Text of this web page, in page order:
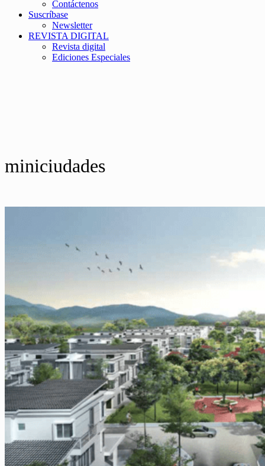
Contáctenos
Suscríbase
Newsletter
REVISTA DIGITAL
Revista digital
Ediciones Especiales
miniciudades